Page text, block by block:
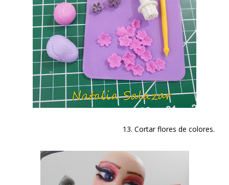
13. Cortar flores de colores.